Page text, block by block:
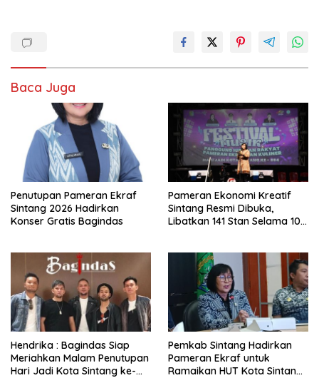
Baca Juga
Penutupan Pameran Ekraf
Sintang 2026 Hadirkan
Konser Gratis Bagindas
Pameran Ekonomi Kreatif
Sintang Resmi Dibuka,
Libatkan 141 Stan Selama 10
Hendrika : Bagindas Siap
Meriahkan Malam Penutupan
Hari Jadi Kota Sintang ke-
Pemkab Sintang Hadirkan
Pameran Ekraf untuk
Ramaikan HUT Kota Sintang